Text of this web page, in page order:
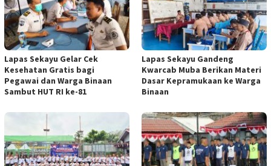
Lapas Sekayu Gelar Cek
Kesehatan Gratis bagi
Pegawai dan Warga Binaan
Sambut HUT RI ke-81
Lapas Sekayu Gandeng
Kwarcab Muba Berikan Materi
Dasar Kepramukaan ke Warga
Binaan